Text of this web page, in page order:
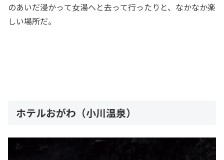
のあいだ浸かって女湯へと去って行ったりと、なかなか楽
しい場所だ。
ホテルおがわ（小川温泉）